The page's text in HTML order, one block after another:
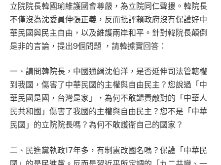
立院院長韓國瑜維護國會尊嚴，為立院同仁聲援。韓院長
不僅沒為沈委員伸張正義，反而批評賴政府沒有保護好中
華民國與民主自由，以及維護兩岸和平。針對韓院長顛倒
是非的言論，提出9個問題 ，請韓據實回答：
一、請問韓院長，中國通緝沈伯洋，是否延伸司法管轄權
到我國，傷害了中華民國的主權與自由民主？您說過「中
華民國是國，台灣是家」，為何不敢譴責敵對的「中華人
民共和國」傷害了我國的主權與自由民主？您不是「中華
民國」的立院院長嗎？為何不敢護衛自己的國家？
二、民進黨執政17年多，有制憲改國名嗎？保護「中華民